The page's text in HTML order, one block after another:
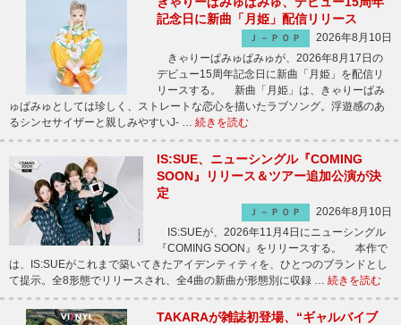
記念日に新曲「月姫」配信リリース
Ｊ－ＰＯＰ
2026年8月10日
きゃりーぱみゅぱみゅが、2026年8月17日の
デビュー15周年記念日に新曲「月姫」を配信リ
リースする。 新曲「月姫」は、きゃりーぱみ
ゅぱみゅとしては珍しく、ストレートな恋心を描いたラブソング。浮遊感のあ
るシンセサイザーと親しみやすいJ- … 続きを読む
IS:SUE、ニューシングル『COMING
SOON』リリース＆ツアー追加公演が決
定
Ｊ－ＰＯＰ
2026年8月10日
IS:SUEが、2026年11月4日にニューシングル
『COMING SOON』をリリースする。 本作で
は、IS:SUEがこれまで築いてきたアイデンティティを、ひとつのブランドとし
て提示。全8形態でリリースされ、全4曲の新曲が形態別に収録 … 続きを読む
TAKARAが雑誌初登場、“ギャルバイブ